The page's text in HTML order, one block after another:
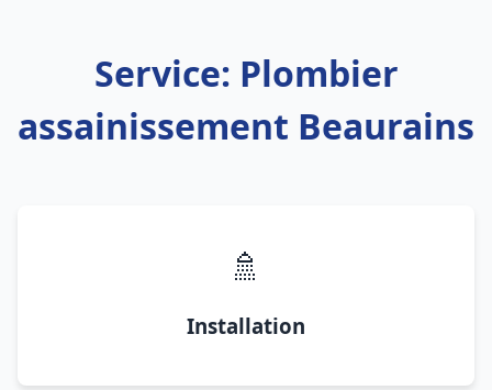
Service: Plombier
assainissement Beaurains
🚿
Installation